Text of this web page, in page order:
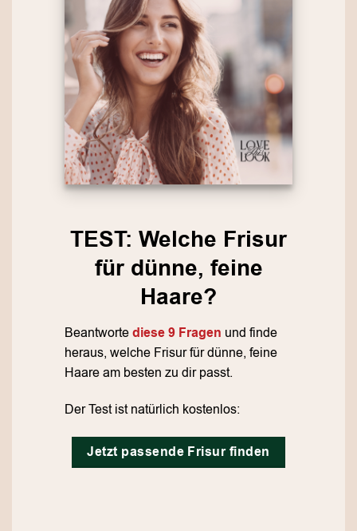
TEST: Welche Frisur
für dünne, feine
Haare?
Beantwortediese 9 Fragen und finde
heraus, welche Frisur für dünne, feine
Haare am besten zu dir passt.
Der Test ist natürlich kostenlos:
Jetzt passende Frisur finden